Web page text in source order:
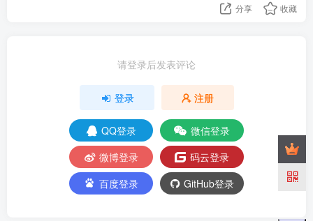
分享 收藏
请登录后发表评论
登录 注册
QQ登录
微信登录
微博登录
码云登录
百度登录
GitHub登录